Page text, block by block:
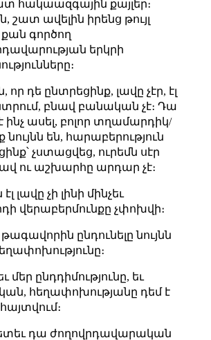
հակաազգային քայլեր։
շատ ավելին իրենց թույլ
գործող
երկրի
որ դե ընտրեցինք, լավը չէր, էլ
բնավ բանական չէ։ Դա
է ինչ ասել, բոլոր տղամարդիկ/
նույնն են, հարաբերություն
չստացվեց, ուրեմն սէր
ու աշխարհը արդար չէ։
էլ լավը չի լինի մինչեւ
վերաբերմունքը չփոխվի։
ընդունելը նույնն
մեր ընդդիմությունը, եւ
հեղափոխությանը դեմ է
դա ժողովրդավարական